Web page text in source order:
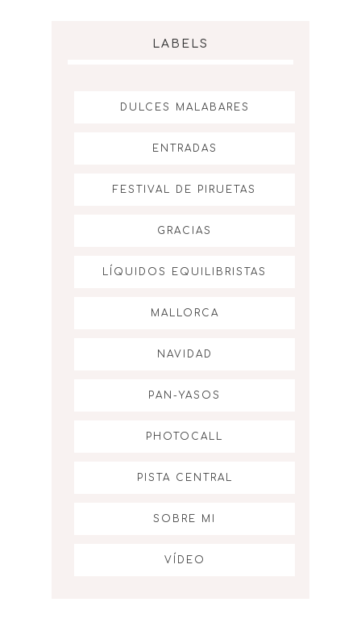
LABELS
DULCES MALABARES
ENTRADAS
FESTIVAL DE PIRUETAS
GRACIAS
LÍQUIDOS EQUILIBRISTAS
MALLORCA
NAVIDAD
PAN-YASOS
PHOTOCALL
PISTA CENTRAL
SOBRE MI
VÍDEO